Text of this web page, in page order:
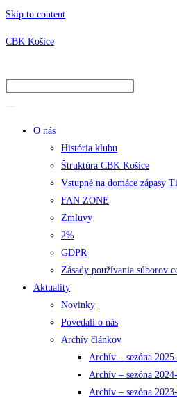
Skip to content
CBK Košice
O nás
História klubu
Štruktúra CBK Košice
Vstupné na domáce zápasy
FAN ZONE
Zmluvy
2%
GDPR
Zásady používania súborov
Aktuality
Novinky
Povedali o nás
Archív článkov
Archív – sezóna
Archív – sezóna
Archív – sezóna